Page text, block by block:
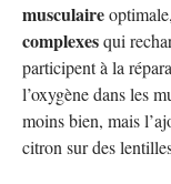
musculaire
complexesqui
participent à la
l’oxygène dans les
moins bien, mais
citron sur des